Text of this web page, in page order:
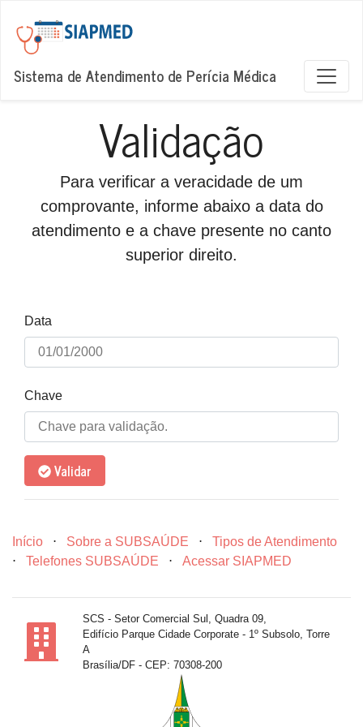
Sistema de Atendimento de Perícia Médica
Validação
Para verificar a veracidade de um
comprovante, informe abaixo a data do
atendimento e a chave presente no canto
superior direito.
Data
Chave
Validar
Início ⋅ Sobre a SUBSAÚDE ⋅
Tipos de Atendimento
⋅
Telefones SUBSAÚDE ⋅ Acessar SIAPMED
SCS - Setor Comercial Sul, Quadra 09,
Edifício Parque Cidade Corporate - 1º Subsolo, Torre
A
Brasília/DF - CEP: 70308-200